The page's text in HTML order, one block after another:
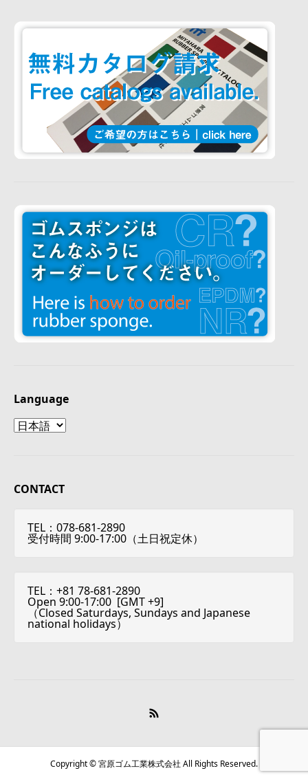
Language
Language
CONTACT
TEL：078-681-2890
受付時間 9:00-17:00（土日祝定休）
TEL：+81 78-681-2890
Open 9:00-17:00 [GMT +9]
（Closed Saturdays, Sundays and Japanese
national holidays）
Copyright © 宮原ゴム工業株式会社 All Rights Reserved.